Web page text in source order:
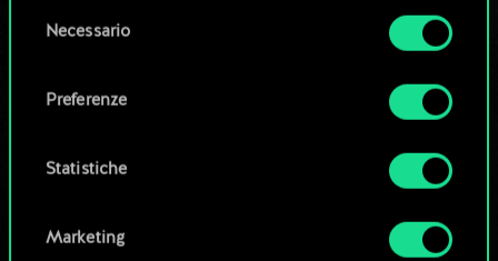
Tutti i dettagli su come utilizziamo i cookie e su
disponibili nel menu "Impostazioni" qui sotto.
delNecessario
Preferenze
Statistiche
Marketing